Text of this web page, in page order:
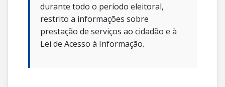
durante todo o período eleitoral,
restrito a informações sobre
prestação de serviços ao cidadão e à
Lei de Acesso à Informação.